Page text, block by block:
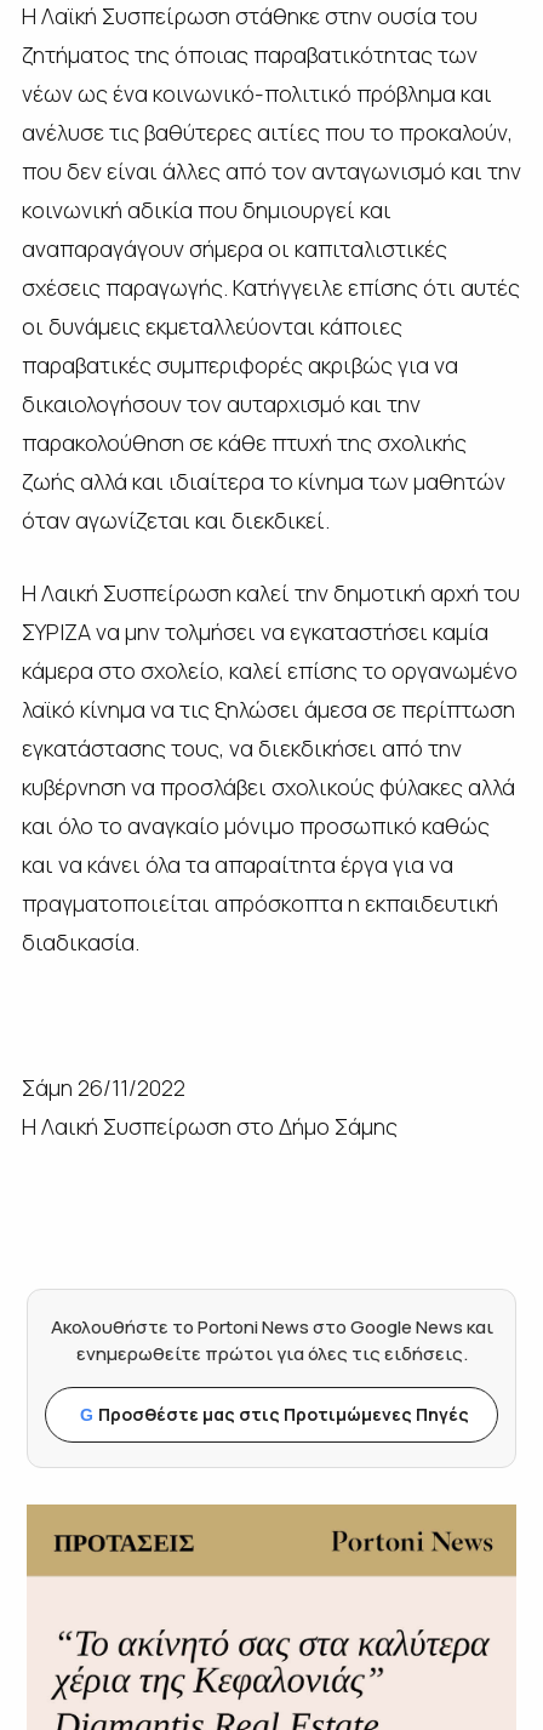
Η Λαϊκή Συσπείρωση στάθηκε στην ουσία του
ζητήματος της όποιας παραβατικότητας των
νέων ως ένα κοινωνικό-πολιτικό πρόβλημα και
ανέλυσε τις βαθύτερες αιτίες που το προκαλούν,
που δεν είναι άλλες από τον ανταγωνισμό και την
κοινωνική αδικία που δημιουργεί και
αναπαραγάγουν σήμερα οι καπιταλιστικές
σχέσεις παραγωγής. Κατήγγειλε επίσης ότι αυτές
οι δυνάμεις εκμεταλλεύονται κάποιες
παραβατικές συμπεριφορές ακριβώς για να
δικαιολογήσουν τον αυταρχισμό και την
παρακολούθηση σε κάθε πτυχή της σχολικής
ζωής αλλά και ιδιαίτερα το κίνημα των μαθητών
όταν αγωνίζεται και διεκδικεί.
Η Λαική Συσπείρωση καλεί την δημοτική αρχή του
ΣΥΡΙΖΑ να μην τολμήσει να εγκαταστήσει καμία
κάμερα στο σχολείο, καλεί επίσης το οργανωμένο
λαϊκό κίνημα να τις ξηλώσει άμεσα σε περίπτωση
εγκατάστασης τους, να διεκδικήσει από την
κυβέρνηση να προσλάβει σχολικούς φύλακες αλλά
και όλο το αναγκαίο μόνιμο προσωπικό καθώς
και να κάνει όλα τα απαραίτητα έργα για να
πραγματοποιείται απρόσκοπτα η εκπαιδευτική
διαδικασία.
Σάμη 26/11/2022
Η Λαική Συσπείρωση στο Δήμο Σάμης
Ακολουθήστε το Portoni News στο Google News και
ενημερωθείτε πρώτοι για όλες τις ειδήσεις.
G Προσθέστε μας στις Προτιμώμενες Πηγές